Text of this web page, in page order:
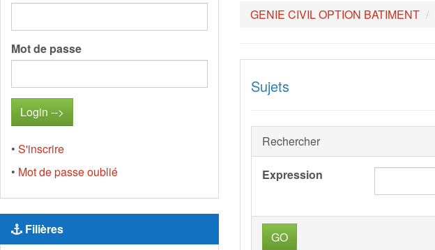
Mot de passe
• S'inscrire
• Mot de passe oublié
Filières
GENIE CIVIL OPTION BATIMENT
Sujets
Rechercher
Expression
GO